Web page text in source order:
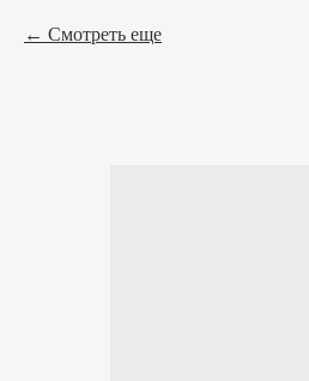
Смотреть еще